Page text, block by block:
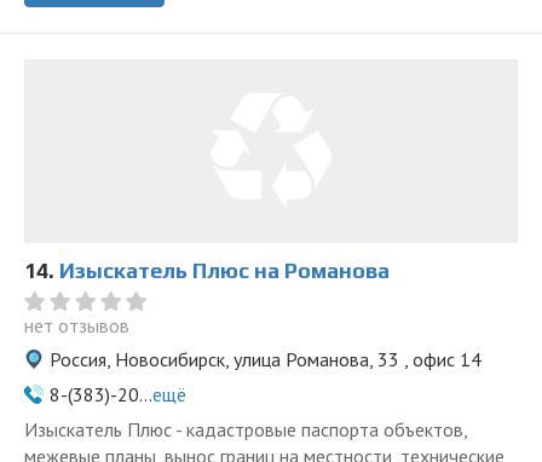
14. Изыскатель Плюс на Романова
нет отзывов
Россия, Новосибирск, улица Романова, 33 , офис 14
8-(383)-20...ещё
Изыскатель Плюс - кадастровые паспорта объектов,
межевые планы, вынос границ на местности, технические